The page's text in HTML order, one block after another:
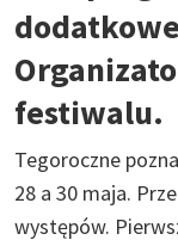
festiwalu.
Tegoroczne
28 a 30 maja.
występów.